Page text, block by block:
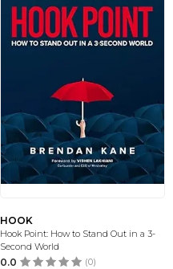
HOOK
Hook Point: How to Stand Out in a 3-
Second World
0.0 (0)